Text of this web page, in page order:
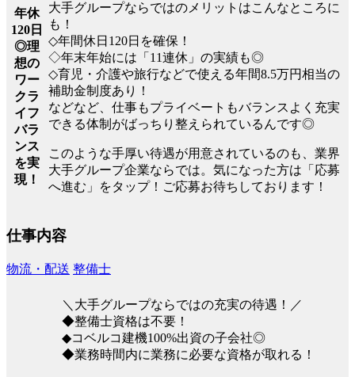
年休
120日
◎理
想の
ワー
クラ
イフ
バラ
ンス
を実
現！
大手グループならではのメリットはこんなところに
も！
◇年間休日120日を確保！
◇年末年始には「11連休」の実績も◎
◇育児・介護や旅行などで使える年間8.5万円相当の
補助金制度あり！
などなど、仕事もプライベートもバランスよく充実
できる体制がばっちり整えられているんです◎
このような手厚い待遇が用意されているのも、業界
大手グループ企業ならでは。気になった方は「応募
へ進む」をタップ！ご応募お待ちしております！
仕事内容
物流・配送 整備士
＼大手グループならではの充実の待遇！／
◆整備士資格は不要！
◆コベルコ建機100%出資の子会社◎
◆業務時間内に業務に必要な資格が取れる！